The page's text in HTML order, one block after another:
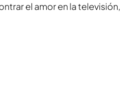
el amor en la televisión,